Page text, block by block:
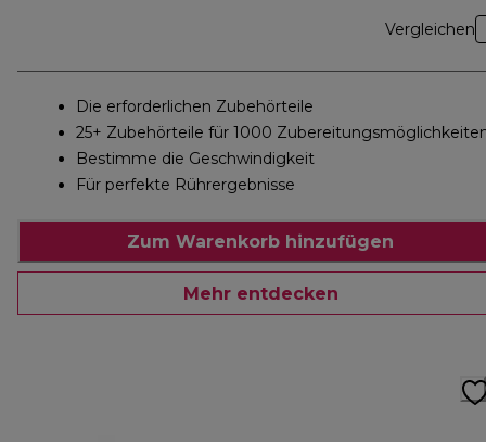
Vergleichen
Die erforderlichen Zubehörteile
25+ Zubehörteile für 1000
Bestimme die Geschwindigkeit
Für perfekte Rührergebnisse
Zum Warenkorb hinzufügen
Mehr entdecken